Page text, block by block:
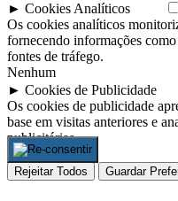
► Cookies Analíticos
Os cookies analíticos
fornecendo informações
fontes de tráfego.
Nenhum
► Cookies de Publicidade
Os cookies de publicidade
base em visitas anteriores e
publicitárias.
Nenhum
Rejeitar Todos Guardar